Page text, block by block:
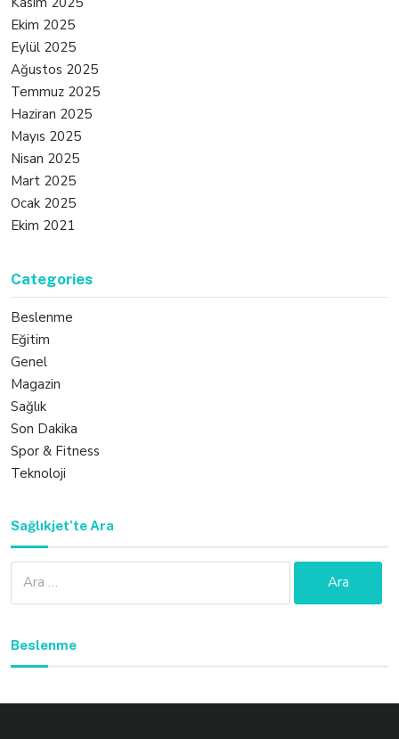
Ekim 2025
Eylül 2025
Ağustos 2025
Temmuz 2025
Haziran 2025
Mayıs 2025
Nisan 2025
Mart 2025
Ocak 2025
Ekim 2021
Categories
Beslenme
Eğitim
Genel
Magazin
Sağlık
Son Dakika
Spor & Fitness
Teknoloji
Sağlıkjet’te Ara
Arama:
Beslenme